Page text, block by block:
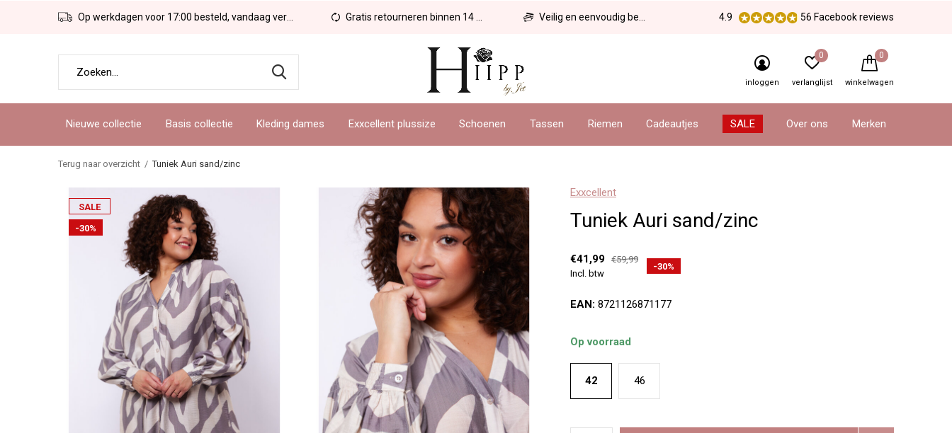
Nieuwe collectie Basis collectie Kleding dames Exxcellent plussize Schoenen Tassen Riemen Cadeautjes SALE Over ons Merken
inloggen verlanglijst
0
winkelwagen
0
Op werkdagen voor 17:00 besteld, vandaag verzonden! Gratis retourneren binnen 14 dagen Veilig en eenvoudig betalen 4.9 56 Facebook reviews
Terug naar overzicht Tuniek Auri sand/zinc
SALE
-30%
Exxcellent
Tuniek Auri sand/zinc
€41,99 €59,99
Incl. btw
-30%
EAN: 8721126871177
Op voorraad
42 46